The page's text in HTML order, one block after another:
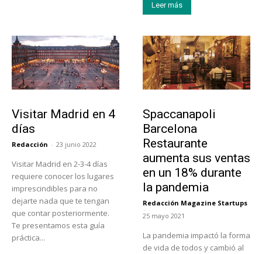
Leer más
Visitar Madrid en 4
días
Redacción - 23 junio 2022
Visitar Madrid en 2-3-4 días
requiere conocer los lugares
imprescindibles para no
dejarte nada que te tengan
que contar posteriormente.
Te presentamos esta guía
práctica...
Spaccanapoli
Barcelona
Restaurante
aumenta sus ventas
en un 18% durante
la pandemia
Redacción Magazine Startups
-
25 mayo 2021
La pandemia impactó la forma
de vida de todos y cambió al